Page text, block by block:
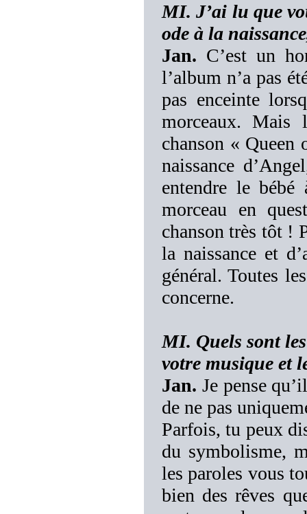
MI. J’ai lu que
ode à la
Jan. C’est un
l’album n’a pas
pas enceinte
morceaux.
chanson «
naissance
entendre le
morceau en
chanson très tôt !
la naissance et
général. Toutes
concerne.
MI. Quels sont
votre musique et
Jan. Je pense
de ne pas
Parfois, tu peux
du symbolisme,
les paroles vous
bien des rêves